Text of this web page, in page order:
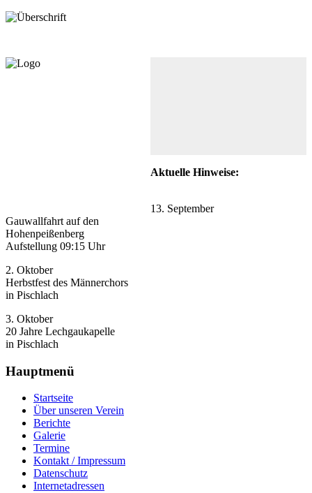
Aktuelle Hinweise:
13. September
Gauwallfahrt auf den
Hohenpeißenberg
Aufstellung 09:15 Uhr
2. Oktober
Herbstfest des Männerchors
in Pischlach
3. Oktober
20 Jahre Lechgaukapelle
in Pischlach
Hauptmenü
Startseite
Über unseren Verein
Berichte
Galerie
Termine
Kontakt / Impressum
Datenschutz
Internetadressen